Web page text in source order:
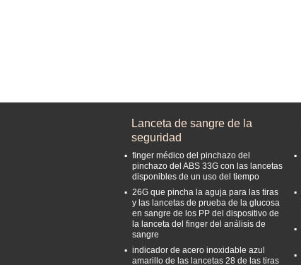
Lanceta de sangre de la
seguridad
finger médico del pinchazo del
pinchazo del ABS 33G con las lancetas
disponibles de un uso del tiempo
26G que pincha la aguja para las tiras
y las lancetas de prueba de la glucosa
en sangre de los PP del dispositivo de
la lanceta del finger del análisis de
sangre
indicador de acero inoxidable azul
amarillo de las lancetas 28 de las tiras